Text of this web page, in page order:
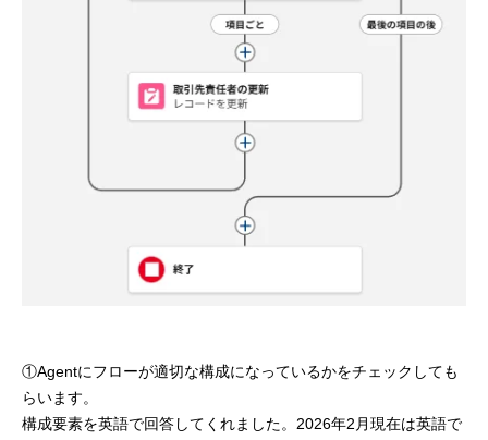
①Agentにフローが適切な構成になっているかをチェックしても
らいます。
構成要素を英語で回答してくれました。2026年2月現在は英語で